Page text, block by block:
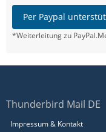
Per Paypal
*Weiterleitung zu
Thunderbird Mail DE
Impressum & Kontakt